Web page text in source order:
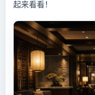
起来看看！